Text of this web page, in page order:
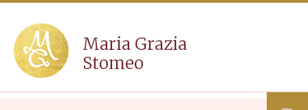
Maria Grazia
Stomeo